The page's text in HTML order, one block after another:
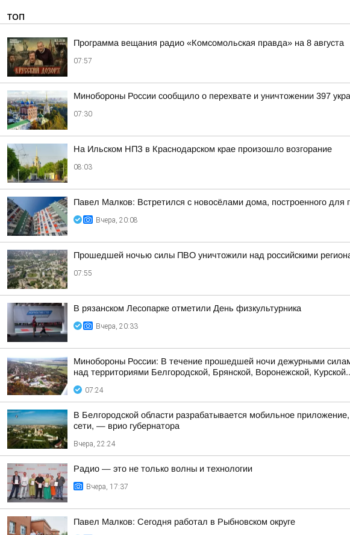
ТОП
Программа вещания радио «Комсомольская правда» на 8 августа
07:57
Минобороны России сообщило о перехвате и уничтожении 397
07:30
На Ильском НПЗ в Краснодарском крае произошло возгорание
08:03
Павел Малков: Встретился с новосёлами дома, построенного для
Вчера, 20:08
Прошедшей ночью силы ПВО уничтожили над российскими
07:55
В рязанском Лесопарке отметили День физкультурника
Вчера, 20:33
Минобороны России: В течение прошедшей ночи дежурными
над территориями Белгородской, Брянской, Воронежской,
07:24
В Белгородской области разрабатывается мобильное
сети, — врио губернатора
Вчера, 22:24
Радио — это не только волны и технологии
Вчера, 17:37
Павел Малков: Сегодня работал в Рыбновском округе